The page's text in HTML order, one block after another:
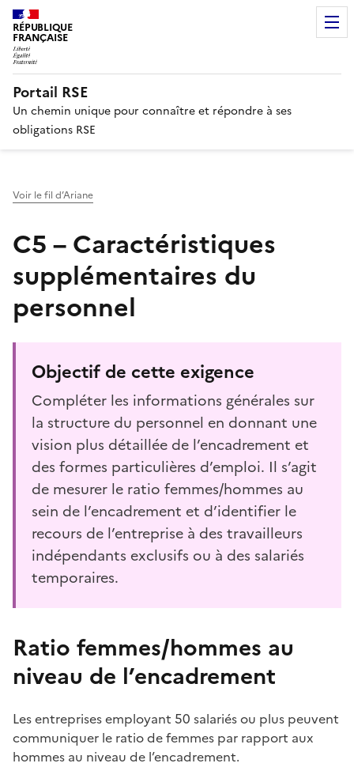
RÉPUBLIQUE
FRANÇAISE
Portail RSE
Un chemin unique pour connaître et répondre à ses
obligations RSE
Voir le fil d’Ariane
C5 – Caractéristiques
supplémentaires du
personnel
Objectif de cette exigence
Compléter les informations générales sur
la structure du personnel en donnant une
vision plus détaillée de l’encadrement et
des formes particulières d’emploi. Il s’agit
de mesurer le ratio femmes/hommes au
sein de l’encadrement et d’identifier le
recours de l’entreprise à des travailleurs
indépendants exclusifs ou à des salariés
temporaires.
Ratio femmes/hommes au
niveau de l’encadrement
Les entreprises employant 50 salariés ou plus peuvent
communiquer le ratio de femmes par rapport aux
hommes au niveau de l’encadrement.